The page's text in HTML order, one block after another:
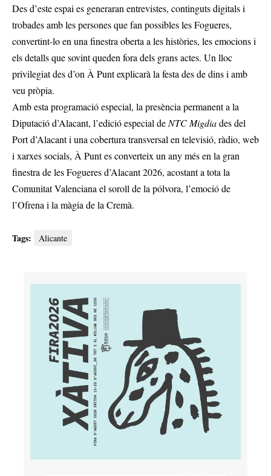
Des d’este espai es generaran entrevistes, continguts digitals i
trobades amb les persones que fan possibles les Fogueres,
convertint-lo en una finestra oberta a les històries, les emocions i
els detalls que sovint queden fora dels grans actes. Un lloc
privilegiat des d’on À Punt explicarà la festa des de dins i amb
veu pròpia.
Amb esta programació especial, la presència permanent a la
Diputació d’Alacant, l’edició especial de NTC Migdiades del
Port d’Alacant i una cobertura transversal en televisió, ràdio, web
i xarxes socials, À Punt es converteix un any més en la gran
finestra de les Fogueres d’Alacant 2026, acostant a tota la
Comunitat Valenciana el soroll de la pólvora, l’emoció de
l’Ofrena i la màgia de la Cremà.
Tags: Alicante